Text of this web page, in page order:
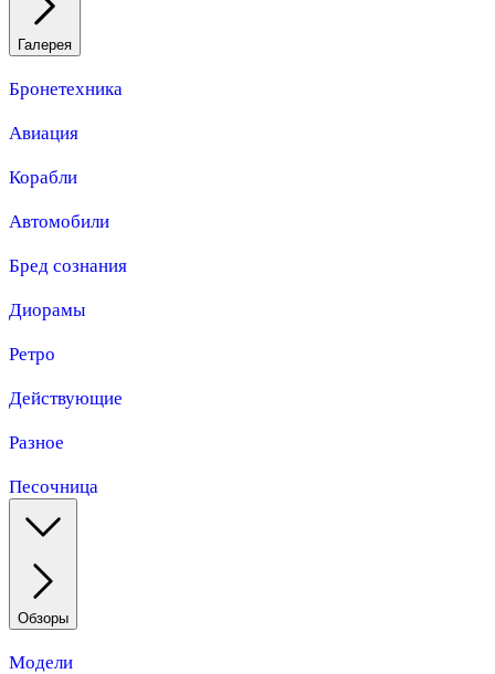
Галерея
Бронетехника
Авиация
Корабли
Автомобили
Бред сознания
Диорамы
Ретро
Действующие
Разное
Песочница
Обзоры
Модели